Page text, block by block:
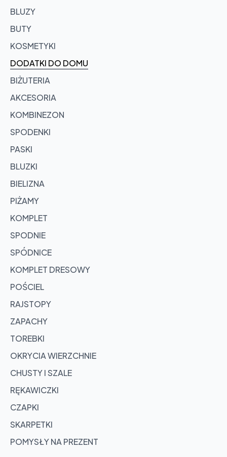
BLUZY
BUTY
KOSMETYKI
DODATKI DO DOMU
BIŻUTERIA
AKCESORIA
KOMBINEZON
SPODENKI
PASKI
BLUZKI
BIELIZNA
PIŻAMY
KOMPLET
SPODNIE
SPÓDNICE
KOMPLET DRESOWY
POŚCIEL
RAJSTOPY
ZAPACHY
TOREBKI
OKRYCIA WIERZCHNIE
CHUSTY I SZALE
RĘKAWICZKI
CZAPKI
SKARPETKI
POMYSŁY NA PREZENT